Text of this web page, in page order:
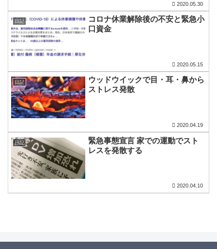
2020.05.30
日記
コロナ休業解除後の不安と緊急小
口資金
2020.05.15
日記
ウッドウイックで目・耳・鼻から
ストレス発散
2020.04.19
日記
緊急事態宣言 家での運動でスト
レスを発散する
2020.04.10